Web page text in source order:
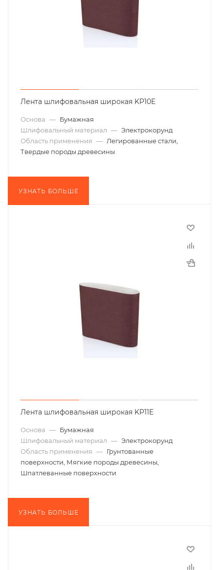
Лента шлифовальная широкая KP10E
Основа — Бумажная
Шлифовальный материал — Электрокорунд
Область применения — Легированные стали,
Твердые породы древесины
УЗНАТЬ БОЛЬШЕ
Лента шлифовальная широкая KP11E
Основа — Бумажная
Шлифовальный материал — Электрокорунд
Область применения — Грунтованные
поверхности, Мягкие породы древесины,
Шпатлеванные поверхности
УЗНАТЬ БОЛЬШЕ